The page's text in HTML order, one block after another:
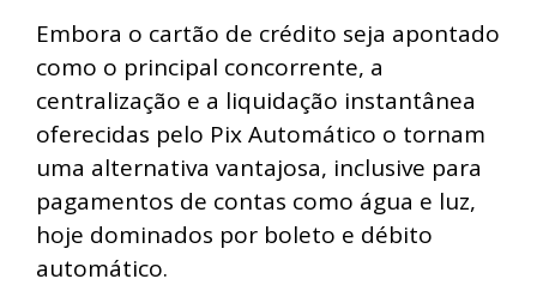
Embora o cartão de crédito seja apontado
como o principal concorrente, a
centralização e a liquidação instantânea
oferecidas pelo Pix Automático o tornam
uma alternativa vantajosa, inclusive para
pagamentos de contas como água e luz,
hoje dominados por boleto e débito
automático.